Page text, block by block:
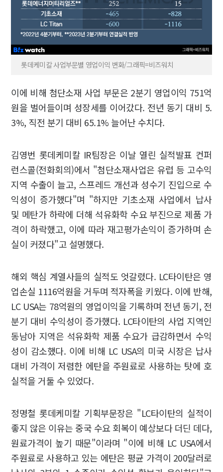
롯데케미칼 사업부문별 영업이익 변화/그래픽=비즈워치
이에 비해 첨단소재 사업 부문은 2분기 영업이익 751억
원을 벌어들이며 성장세를 이어갔다. 전년 동기 대비 5.
3%, 직전 분기 대비 65.1% 늘어난 수치다.
김영번 롯데케미칼 IR팀장은 이날 열린 실적발표 컨퍼
런스콜(전화회의)에서 "첨단소재사업은 유럽 등 고수익
지역 수출이 늘고, 스프레드 개선과 성수기 진입으로 수
익성이 증가했다"며 "하지만 기초소재 사업에서 납사
및 메탄가 하락에 더해 석유화학 수요 부진으로 제품 가
격이 하락했고, 이에 따라 재고평가손익이 증가하며 손
실이 커졌다"고 설명했다.
해외 핵심 계열사들의 실적도 엇갈렸다. LC타이탄은 영
업손실 1116억원을 거두며 적자폭을 키웠다. 이에 반해,
LC USA는 78억원의 영업이익을 기록하며 전년 동기, 전
분기 대비 수익성이 증가했다. LC타이탄의 사업 지역인
동남아 지역은 석유화학 제품 수요가 급감하면서 수익
성이 감소했다. 이에 비해 LC USA의 미국 시장은 납사
대비 가격이 저렴한 에탄을 주원료로 사용하는 탓에 호
실적을 거둘 수 있었다.
정명철 롯데케미칼 기획부문장은 "LC타이탄의 실적이
좋지 않은 이유는 중국 수요 회복이 예상보다 더딘 데다,
원료가격이 높기 때문"이라며 "이에 비해 LC USA에서
주원료로 사용하고 있는 에탄은 평균 가격이 200달러로